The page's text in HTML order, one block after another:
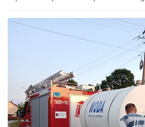
burze.7. dnia lipca w niemal całym
są bardzo wysokie temperatury, które
mogą nawet 33 stopni Celsjusza.
Dolnym Śląsku.Oprócz Katowic
będzie też w Warszawie, Łodzi,